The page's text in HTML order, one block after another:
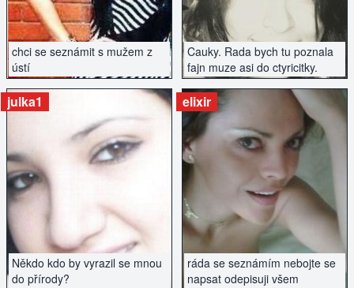
chci se seznámit s mužem z
ústí
Cauky. Rada bych tu poznala
fajn muze asi do ctyricitky.
Někdo kdo by vyrazil se mnou
do přírody?
julka1
ZOBRAZIT INZERÁT
ráda se seznámím nebojte se
napsat odepisuji všem
elixir
ZOBRAZIT INZERÁT